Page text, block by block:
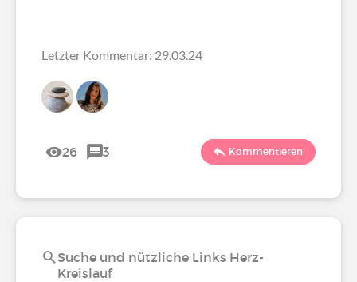
Letzter Kommentar: 29.03.24
26 3 Kommentieren
Suche und nützliche Links Herz-
Kreislauf